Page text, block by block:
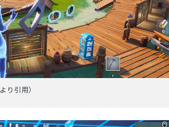
より引用）